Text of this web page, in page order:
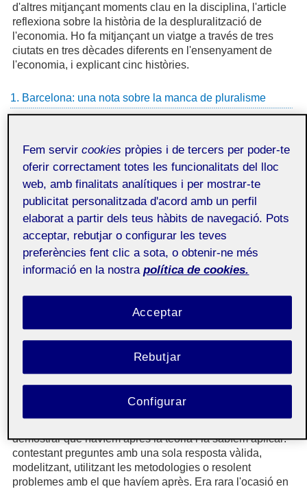
d'altres mitjançant moments clau en la disciplina, l'article
reflexiona sobre la història de la despluralització de
l'economia. Ho fa mitjançant un viatge a través de tres
ciutats en tres dècades diferents en l'ensenyament de
l'economia, i explicant cinc històries.
1. Barcelona: una nota sobre la manca de pluralisme
noranta, quan vaig entrar a la facultat. Encara s'estudiava
la llicenciatura de Ciències Econòmiques i Empresarials,
en la qual a segon curs triaves si volies fer empresa (ara
ADE) o economia general (ara Economia). La minoria que
vam triar economia general estàvem moguts per
comprendre com funciona el món econòmic i aprendre
com podíem transformar-lo, com podíem acabar amb el
desenvolupament desigual entre països o amb la
desocupació, per exemple. No mitjançant grans
ideologies, sinó a través del coneixement econòmic.
Vam ser l'última promoció del pla d'estudis de cinc anys.
El que ens vam trobar va ser una disciplina coherent i
neoclàssica. De les 25 assignatures anuals, dos terços
estaven enfocades des d'aquesta aproximació, fos la
síntesi neoclàssica o la nova macroeconomia. En els
apreníem les seves aplicacions, les seves metodologies o
ens servien de marc per analitzar la realitat. En totes elles
demostrar que havíem après la teoria i la sabíem aplicar:
contestant preguntes amb una sola resposta vàlida,
modelitzant, utilitzant les metodologies o resolent
problemes amb el que havíem après. Era rara l'ocasió en
Fem servircookies pròpies i de tercers per poder-te
oferir correctament totes les funcionalitats del lloc
web, amb finalitats analítiques i per mostrar-te
publicitat personalitzada d'acord amb un perfil
elaborat a partir dels teus hàbits de navegació. Pots
acceptar, rebutjar o configurar les teves
preferències fent clic a sota, o obtenir-ne més
informació en la nostra política de cookies.
Rebutjar
Acceptar
Configurar